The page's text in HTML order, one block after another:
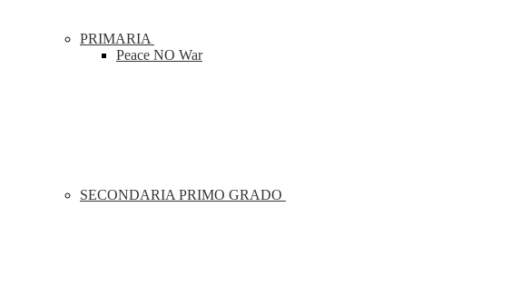
PRIMARIA
Peace NO War
SECONDARIA PRIMO GRADO